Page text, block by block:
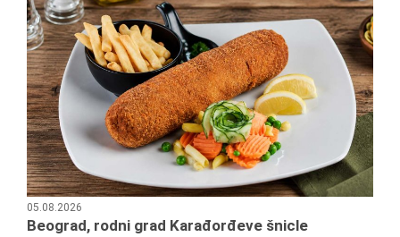
05.08.2026
Beograd, rodni grad Karađorđeve šnicle